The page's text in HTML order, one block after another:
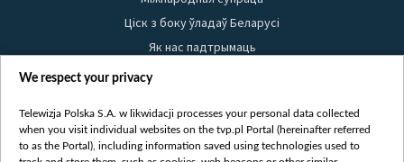
Ціск з боку ўладаў Беларусі
Як нас падтрымаць
Правілы выкарыстання матэрыялаў
Бяспека
Youtube
We respect your privacy
Telewizja Polska S.A. w likwidacji processes your personal data collected
when you visit individual websites on the tvp.pl Portal (hereinafter referred
to as the Portal), including information saved using technologies used to